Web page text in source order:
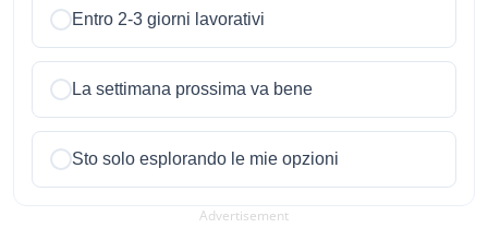
Entro 2-3 giorni lavorativi
La settimana prossima va bene
Sto solo esplorando le mie opzioni
Advertisement